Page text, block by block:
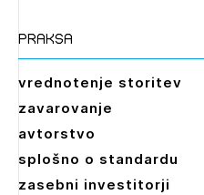
praksa
vrednotenje storitev
zavarovanje
avtorstvo
splošno o standardu
zasebni investitorji